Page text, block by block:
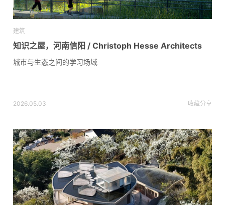
建筑
知识之屋，河南信阳 / Christoph Hesse Architects
城市与生态之间的学习场域
2026.05.03 收藏分享